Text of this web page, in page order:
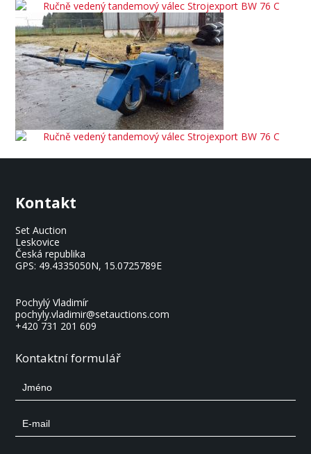
Kontakt
Set Auction
Leskovice
Česká republika
GPS: 49.4335050N, 15.0725789E
Pochylý Vladimír
pochyly.vladimir@setauctions.com
+420 731 201 609
Kontaktní formulář